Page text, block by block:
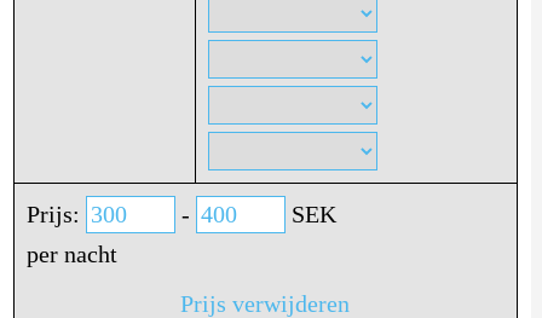
Prijs: -
SEK
per nacht
Prijs verwijderen